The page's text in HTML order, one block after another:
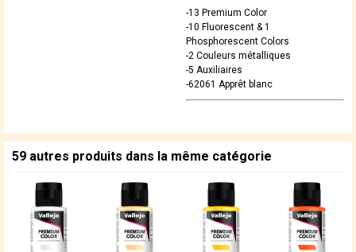
-13 Premium Color
-10 Fluorescent & 1
Phosphorescent Colors
-2 Couleurs métalliques
-5 Auxiliaires
-62061 Apprêt blanc
59 autres produits dans la même catégorie